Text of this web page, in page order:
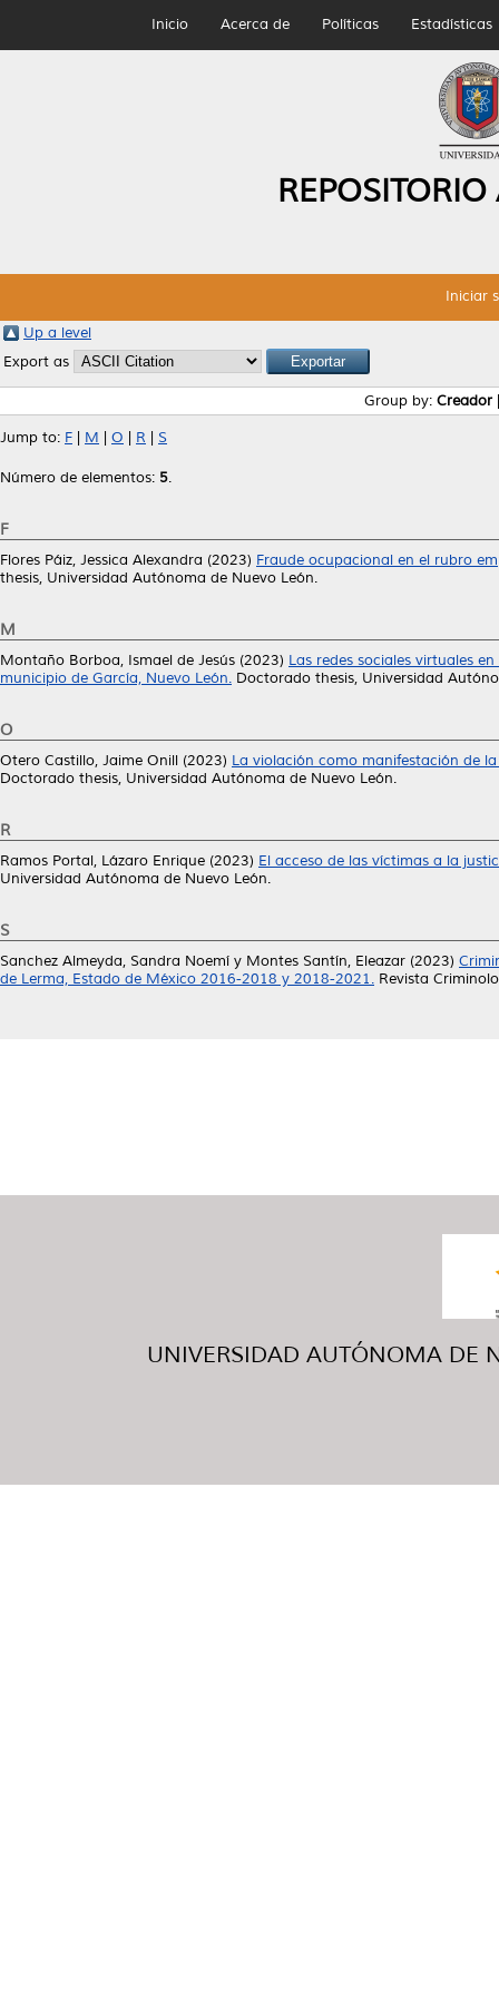
Inicio Acerca de Políticas Estadísticas
Iniciar
Up a level
Export as
Group by: Creador
Jump to: F M O R S
Número de elementos: 5.
F
Flores Páiz, Jessica Alexandra (2023) Fraude ocupacional en el rubro
thesis, Universidad Autónoma de Nuevo León.
M
Montaño Borboa, Ismael de Jesús (2023) Las redes sociales virtuales
municipio de García, Nuevo León. Doctorado thesis, Universidad
O
Otero Castillo, Jaime Onill (2023) La violación como manifestación de
Doctorado thesis, Universidad Autónoma de Nuevo León.
R
Ramos Portal, Lázaro Enrique (2023) El acceso de las víctimas a la
Universidad Autónoma de Nuevo León.
S
Sanchez Almeyda, Sandra Noemí y Montes Santín, Eleazar (2023)
de Lerma, Estado de México 2016-2018 y 2018-2021. Revista
UNIVERSIDAD AUTÓNOMA DE